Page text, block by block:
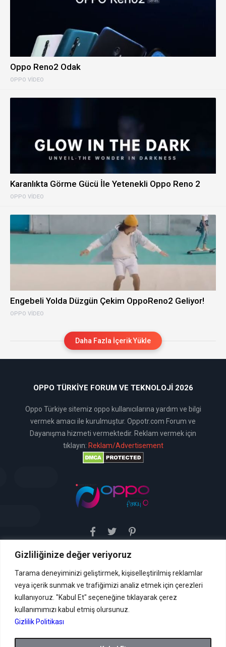
Gizliliğinize değer veriyoruz
Tarama deneyiminizi geliştirmek, kişiselleştirilmiş reklamlar
veya içerik sunmak ve trafiğimizi analiz etmek için çerezleri
kullanıyoruz. "Kabul Et" seçeneğine tıklayarak çerez
kullanımımızı kabul etmiş olursunuz.
Gizlilik Politikası
OPPO VIDEO
Oppo Reno2 Odak
OPPO VIDEO
Karanlıkta Görme Gücü İle Yetenekli Oppo Reno 2
OPPO VIDEO
Engebeli Yolda Düzgün Çekim OppoReno2 Geliyor!
Daha Fazla İçerik Yükle
OPPO TÜRKIYE FORUM VE TEKNOLOJI 2026
Oppo Türkiye sitemiz oppo kullanıcılarına yardım ve bilgi
vermek amacı ile kurulmuştur. Oppotr.com Forum ve
Dayanışma hizmeti vermektedir. Reklam vermek için
tıklayın: Reklam/Advertisement
Sitemiz uyar / kaldır prensibini benimsemiştir. Sitemiz,
hizmetini vermektedir. Bu yasaya göre, Site yönetimi
hukuka aykırı içerikleri kontrol etme yükümlülüğü yoktur. Bu
nedenle, web sitemiz uyar / kaldır prensibini
benimsemiştir ve kullanmaktadır. (
İletişim
Formu Veya ( info[AT]caglaryildiz[DOT]net )